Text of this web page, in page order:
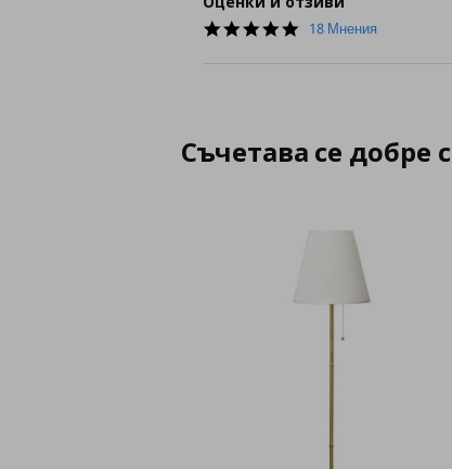
5.0
18 Мнения
Съчетава се добре с